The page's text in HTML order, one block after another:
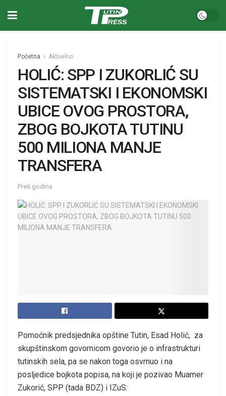
Početna Aktuelno
HOLIĆ: SPP I ZUKORLIĆ SU
SISTEMATSKI I EKONOMSKI
UBICE OVOG PROSTORA,
ZBOG BOJKOTA TUTINU
500 MILIONA MANJE
TRANSFERA
Pre6 godina
Pomoćnik predsjednika opštine Tutin, Esad Holić, za
skupštinskom govornicom govorio je o infrastrukturi
tutinskih sela, pa se nakon toga osvrnuo i na
posljedice bojkota popisa, na koji je pozivao Muamer
Zukorić, SPP (tada BDZ) i IZuS: